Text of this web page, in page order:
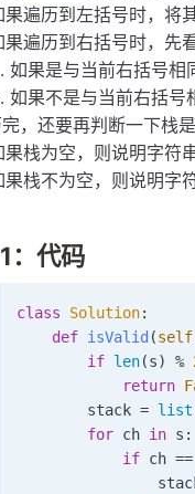
果遍历到左括号时，将
果遍历到右括号时，先
如果是与当前右括号相
如果不是与当前右括号
，还要再判断一下栈是
果栈为空，则说明字符
果栈不为空，则说明字
：代码
class Solution:
    def
isValid (self
        if
len(s) %
            return
        stack
= list
        for
ch in s:
            if
ch ==